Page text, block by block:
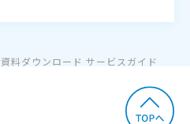
資料ダウンロード サービスガイド